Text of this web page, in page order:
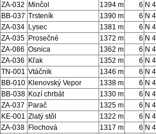
ZA-032
Minčol 1394 m 6 N
BB-037 Trsteník 1390 m 6 N
ZA-034 Lysec 1381 m 6 N
ZA-035 Prosečné 1372 m 6 N
ZA-086 Osnica 1362 m 6 N
ZA-036
Kľak 1352 m 6 N
TN-001 Vtáčnik 1346 m 6 N
BB-010 Klenovský Vepor 1338 m 6 N
BB-038 Kozí chrbát 1330 m 6 N
ZA-037
Parač 1325 m 6 N
KE-001 Zlatý stôl 1322 m 6 N
ZA-038 Flochová 1317 m 6 N